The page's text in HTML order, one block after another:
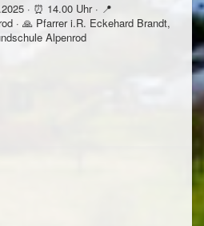
· ⏰ 14.00 Uhr · 📍
· 🙏 Pfarrer i.R. Eckehard Brandt,
Alpenrod